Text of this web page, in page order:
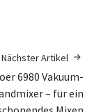
Nächster Artikel
6980 Vakuum-
– für ein